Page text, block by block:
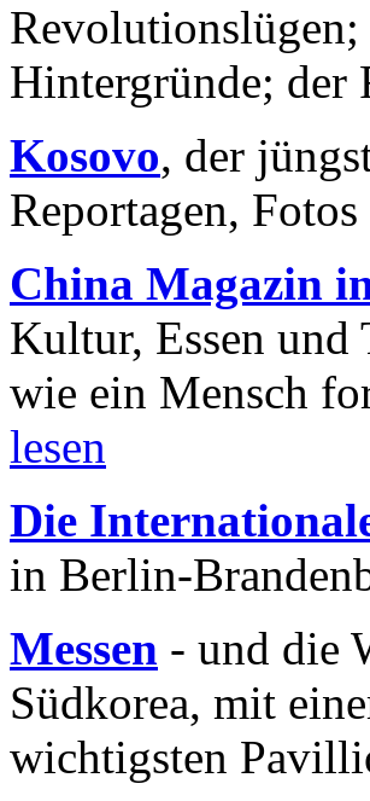
Revolutionslügen;
Hintergründe;
Kosovo, der
Reportagen,
China Magazin
Kultur, Essen
wie ein Mensch
lesen
Die
in Berlin-
Messen - und die
Südkorea, mit
wichtigsten